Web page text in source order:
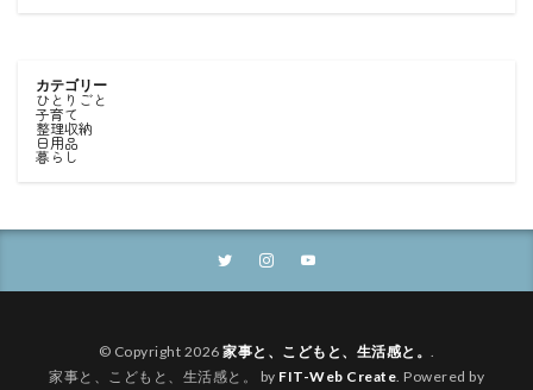
カテゴリー
ひとりごと
子育て
整理収納
日用品
暮らし
© Copyright 2026 家事と、こどもと、生活感と。 .
家事と、こどもと、生活感と。 by FIT-Web Create. Powered by